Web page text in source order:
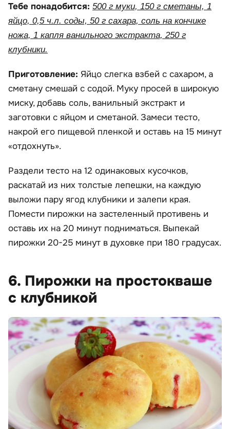
Тебе понадобится: 500 г муки, 150 г сметаны, 1
яйцо, 0,5 ч.л. соды, 50 г сахара, соль на кончике
ножа, 1 капля ванильного экстракта, 250 г
клубники.
Приготовление: Яйцо слегка взбей с сахаром, а
сметану смешай с содой. Муку просей в широкую
миску, добавь соль, ванильный экстракт и
заготовки с яйцом и сметаной. Замеси тесто,
накрой его пищевой пленкой и оставь на 15 минут
«отдохнуть».
Раздели тесто на 12 одинаковых кусочков,
раскатай из них толстые лепешки, на каждую
выложи пару ягод клубники и залепи края.
Помести пирожки на застеленный противень и
оставь их на 20 минут подниматься. Выпекай
пирожки 20-25 минут в духовке при 180 градусах.
6. Пирожки на простокваше
с клубникой